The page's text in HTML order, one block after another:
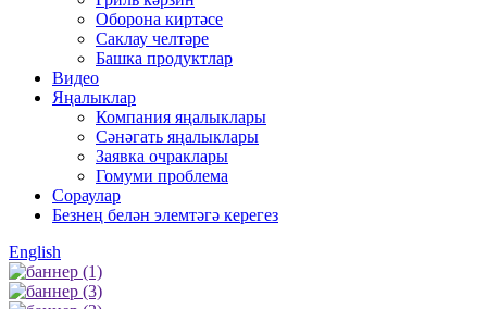
Оборона киртәсе
Саклау челтәре
Башка продуктлар
Видео
Яңалыклар
Компания яңалыклары
Сәнәгать яңалыклары
Заявка очраклары
Гомуми проблема
Сораулар
Безнең белән элемтәгә керегез
English